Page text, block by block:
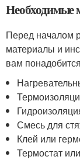
Необходимые
Перед началом
материалы и
вам
Смесь для
Клей или
Термостат